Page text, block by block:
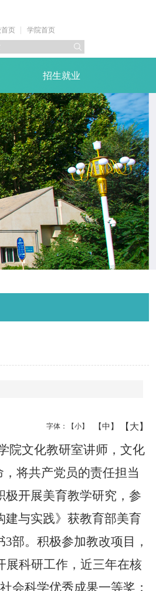
页 学院首页
招生就业
字体： 【小】 【中】 【大】
院文化教研室讲师，文化
将共产党员的责任担当
开展美育教学研究，参
与实践》获教育部美育
部。积极参加教改项目，
展科研工作，近三年在核
会科学优秀成果一等奖；